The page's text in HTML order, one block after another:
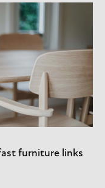
furniture links